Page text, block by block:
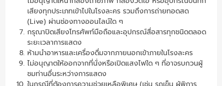
เสียงทุกประเภทเข้าไปในโรงละคร รวมถึงการถ่ายทอดสด
(Live) ผ่านช่องทางออนไลน์ใด ๆ
กรุณาปิดเสียงโทรศัพท์มือถือและอุปกรณ์สื่อสารทุกชนิดตลอด
ระยะเวลาการแสดง
ห้ามนำอาหารและเครื่องดื่มจากภายนอกเข้าภายในโรงละคร
ไม่อนุญาตให้ออกจากที่นั่งหรือเปิดแสงไฟใด ๆ ที่อาจรบกวนผู้
ชมท่านอื่นระหว่างการแสดง